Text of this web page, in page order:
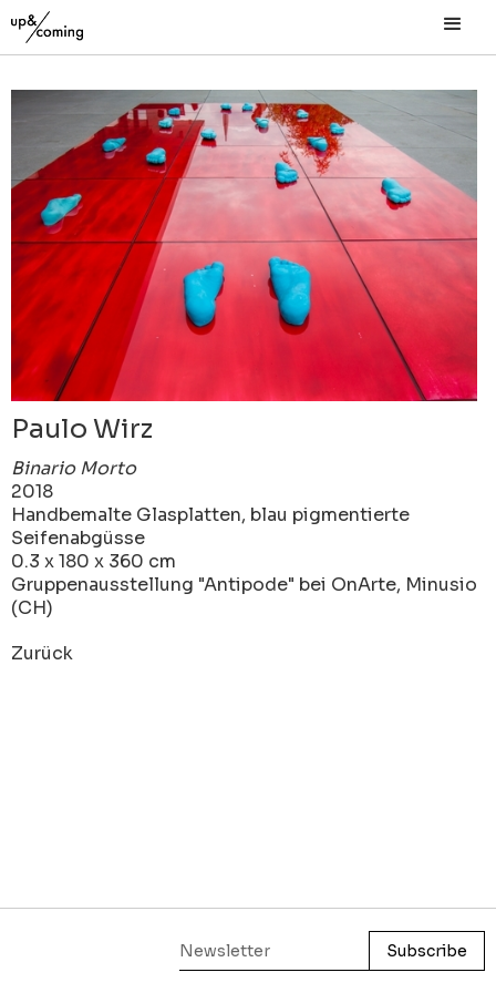
Paulo Wirz
Binario Morto
2018
Handbemalte Glasplatten, blau pigmentierte
Seifenabgüsse
0.3 x 180 x 360 cm
Gruppenausstellung "Antipode" bei OnArte, Minusio
(CH)
Zurück